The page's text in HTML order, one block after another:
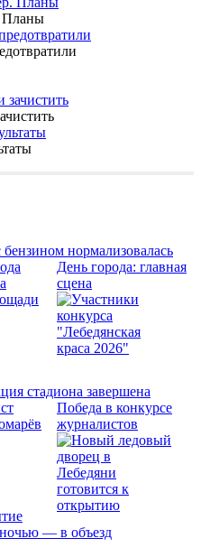
Планы
нормализовалась
День города: главная
сцена
стадиона завершена
Победа в конкурсе
журналистов
— в объезд